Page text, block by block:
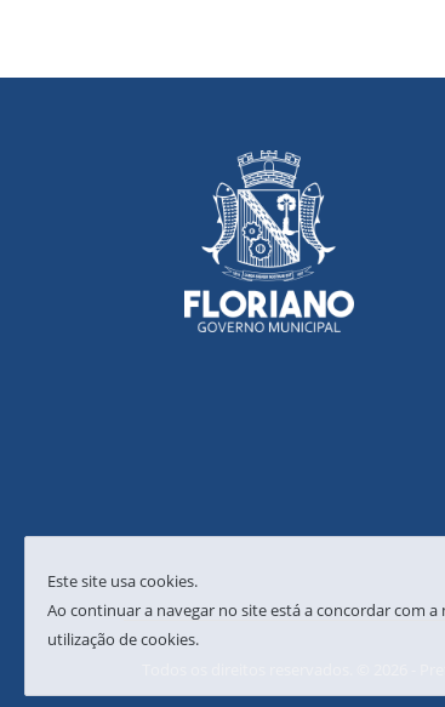
Todos os direitos reservados. © 2026 -
Este site usa cookies.
Ao continuar a navegar no site está a concordar com a
utilização de cookies.